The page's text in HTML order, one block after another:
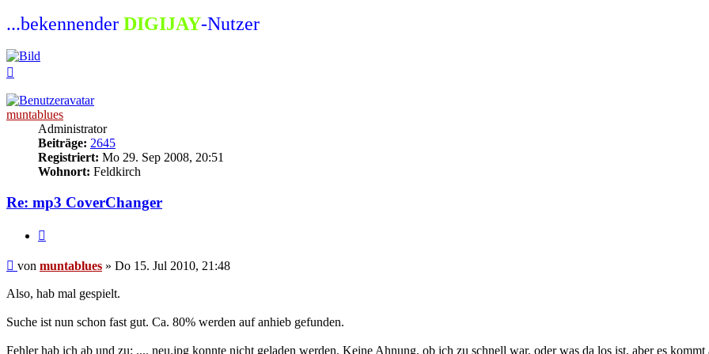
...bekennender DIGIJAY-Nutzer
muntablues
Administrator
Beiträge: 2645
Registriert: Mo 29. Sep 2008, 20:51
Wohnort: Feldkirch
Re: mp3 CoverChanger
Beitrag
von muntablues » Do 15. Jul 2010, 21:48
Also, hab mal gespielt.
Suche ist nun schon fast gut. Ca. 80% werden auf anhieb gefunden.
Fehler hab ich ab und zu: .... neu.jpg konnte nicht geladen werden. Keine Ahnung, ob ich zu schnell war, oder was da los ist, aber es